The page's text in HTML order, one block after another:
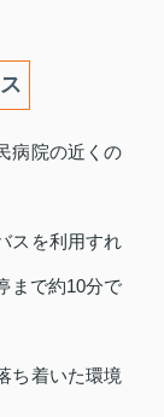
病院の近くの
スを利用すれ
まで約10分で
ち着いた環境